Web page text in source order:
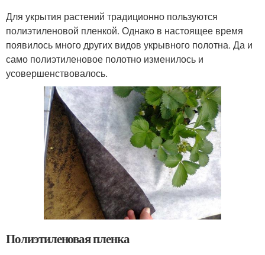
Для укрытия растений традиционно пользуются
полиэтиленовой пленкой. Однако в настоящее время
появилось много других видов укрывного полотна. Да и
само полиэтиленовое полотно изменилось и
усовершенствовалось.
Полиэтиленовая пленка